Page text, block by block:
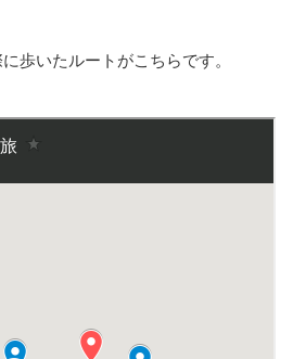
歩いたルートがこちらです。